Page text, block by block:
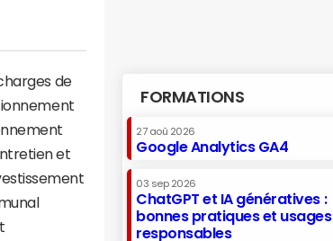
de
et
FORMATIONS
27 aoû 2026
Google Analytics GA4
03 sep 2026
ChatGPT et IA génératives :
bonnes pratiques et usages
responsables